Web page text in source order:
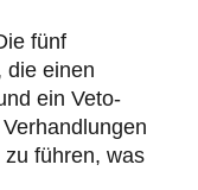
fünf
die einen
ein Veto-
führen, was